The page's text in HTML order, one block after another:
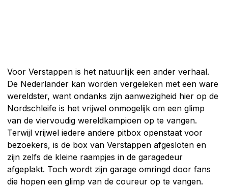
Voor Verstappen is het natuurlijk een ander verhaal.
De Nederlander kan worden vergeleken met een ware
wereldster, want ondanks zijn aanwezigheid hier op de
Nordschleife is het vrijwel onmogelijk om een glimp
van de viervoudig wereldkampioen op te vangen.
Terwijl vrijwel iedere andere pitbox openstaat voor
bezoekers, is de box van Verstappen afgesloten en
zijn zelfs de kleine raampjes in de garagedeur
afgeplakt. Toch wordt zijn garage omringd door fans
die hopen een glimp van de coureur op te vangen.